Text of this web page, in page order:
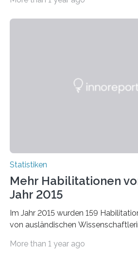
bei…
Statistiken
Mehr Habilitationen
Jahr 2015
Im Jahr 2015 wurden 159
von ausländischen
More than 1 year ago